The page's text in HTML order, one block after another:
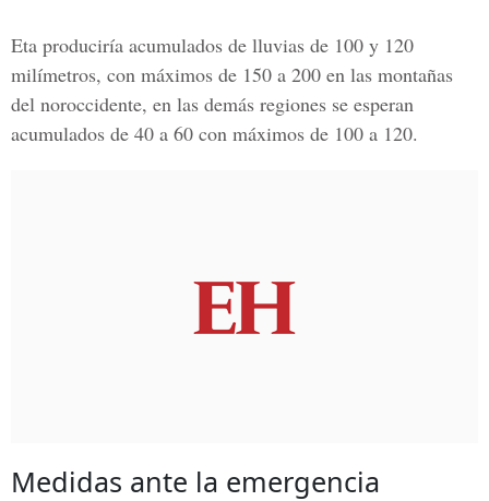
Eta produciría acumulados de lluvias de 100 y 120
milímetros, con máximos de 150 a 200 en las montañas
del noroccidente, en las demás regiones se esperan
acumulados de 40 a 60 con máximos de 100 a 120.
Medidas ante la emergencia